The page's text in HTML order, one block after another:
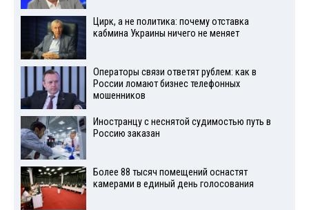
Цирк, а не политика: почему отставка
кабмина Украины ничего не меняет
Операторы связи ответят рублем: как в
России ломают бизнес телефонных
мошенников
Иностранцу с неснятой судимостью путь в
Россию заказан
Более 88 тысяч помещений оснастят
камерами в единый день голосования